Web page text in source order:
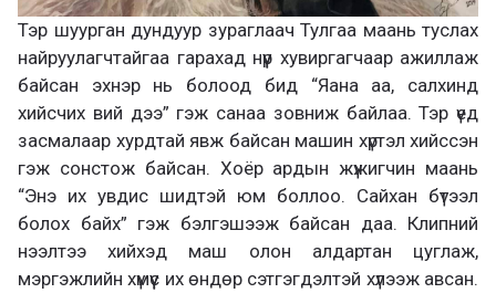
Тэр шуурган дундуур зураглаач Тулгаа маань туслах
найруулагчтайгаа гарахад нүүр хувиргагчаар ажиллаж
байсан эхнэр нь болоод бид “Яана аа, салхинд
хийсчих вий дээ” гэж санаа зовниж байлаа. Тэр үед
засмалаар хурдтай явж байсан машин хүртэл хийссэн
гэж сонстож байсан. Хоёр ардын жүжигчин маань
“Энэ их увдис шидтэй юм боллоо. Сайхан бүтээл
болох байх” гэж бэлгэшээж байсан даа. Клипний
нээлтээ хийхэд маш олон алдартан цуглаж,
мэргэжлийн хүмүүс их өндөр сэтгэгдэлтэй хүлээж авсан.